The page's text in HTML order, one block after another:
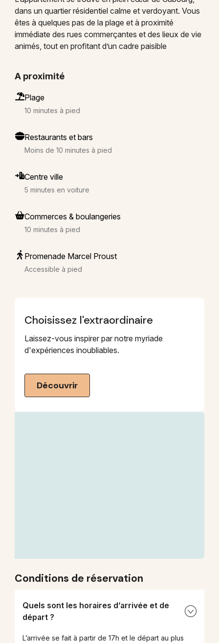
dans un quartier résidentiel calme et verdoyant. Vous
êtes à quelques pas de la plage et à proximité
immédiate des rues commerçantes et des lieux de vie
animés, tout en profitant d’un cadre paisible
A proximité
Plage
10 minutes à pied
Restaurants et bars
Moins de 10 minutes à pied
Centre ville
5 minutes en voiture
Commerces & boulangeries
10 minutes à pied
Promenade Marcel Proust
Accessible à pied
Choisissez l'extraordinaire
Laissez-vous inspirer par notre myriade
d'expériences inoubliables.
Découvrir
Conditions de réservation
Quels sont les horaires d’arrivée et de
départ ?
L’arrivée se fait à partir de 17h et le départ au plus